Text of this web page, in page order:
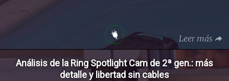
Leer más
Análisis de la Ring Spotlight Cam de 2ª gen.: más
detalle y libertad sin cables